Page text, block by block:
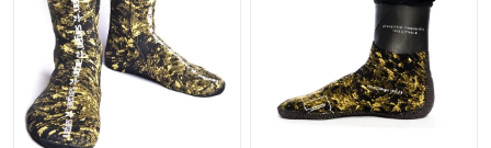
Детям
Бассейн
SUP-